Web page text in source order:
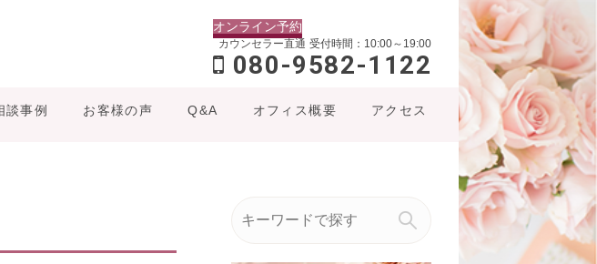
オンライン予約
カウンセラー直通 受付時間：10:00～19:00
080-9582-1122
談事例 お客様の声 Q&A オフィス概要 アクセス